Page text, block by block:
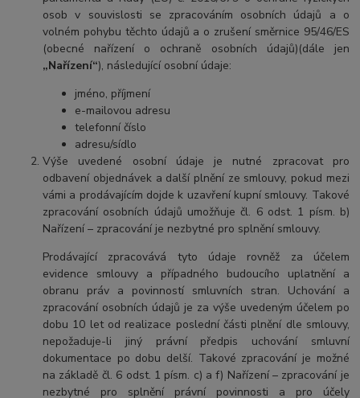
osob v souvislosti se zpracováním osobních údajů a o
volném pohybu těchto údajů a o zrušení směrnice 95/46/ES
(obecné nařízení o ochraně osobních údajů)(dále jen
„Nařízení“), následující osobní údaje:
jméno, příjmení
e-mailovou adresu
telefonní číslo
adresu/sídlo
Výše uvedené osobní údaje je nutné zpracovat pro
odbavení objednávek a další plnění ze smlouvy, pokud mezi
vámi a prodávajícím dojde k uzavření kupní smlouvy. Takové
zpracování osobních údajů umožňuje čl. 6 odst. 1 písm. b)
Nařízení – zpracování je nezbytné pro splnění smlouvy.
Prodávající zpracovává tyto údaje rovněž za účelem
evidence smlouvy a případného budoucího uplatnění a
obranu práv a povinností smluvních stran. Uchování a
zpracování osobních údajů je za výše uvedeným účelem po
dobu 10 letod realizace poslední části plnění dle smlouvy,
nepožaduje-li jiný právní předpis uchování smluvní
dokumentace po dobu delší. Takové zpracování je možné
na základě čl. 6 odst. 1 písm. c) a f) Nařízení – zpracování je
nezbytné pro splnění právní povinnosti a pro účely